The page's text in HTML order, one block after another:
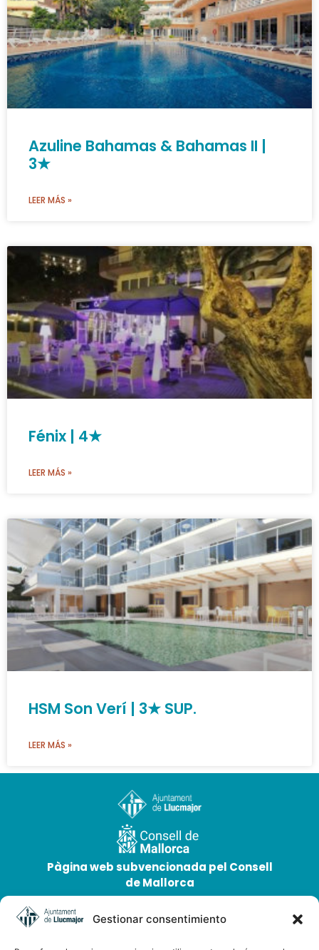
Gestionar consentimiento
Azuline Bahamas & Bahamas II |
3★
LEER MÁS »
Fénix | 4★
LEER MÁS »
HSM Son Verí | 3★ SUP.
LEER MÁS »
Pàgina web subvencionada pel Consell
de Mallorca
Dirección
Plaça d'Espanya 12, 07620 Llucmajor. Mallorca, Illes